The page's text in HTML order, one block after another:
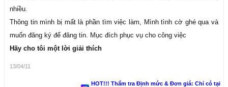
nhiều.
Thông tin mình bị mất là phần tìm việc làm, Mình tình cờ ghé qua và
muốn đăng ký để đăng tin. Mục đích phục vụ cho công việc
Hãy cho tôi một lời giải thích
13/04/11
HOT!!! Thẩm tra Định mức & Đơn giá: Chỉ có tại